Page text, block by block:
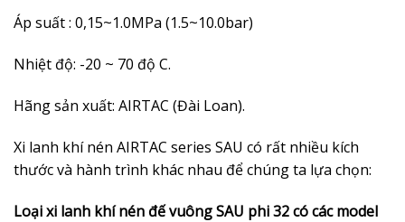
Áp suất : 0,15~1.0MPa (1.5~10.0bar)
Nhiệt độ: -20 ~ 70 độ C.
Hãng sản xuất: AIRTAC (Đài Loan).
Xi lanh khí nén AIRTAC series SAU có rất nhiều kích
thước và hành trình khác nhau để chúng ta lựa chọn:
Loại xi lanh khí nén đế vuông SAU phi 32 có các model